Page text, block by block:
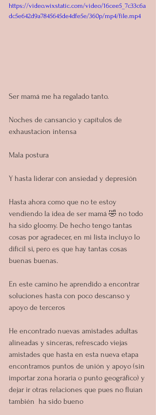
https://video.wixstatic.com/video/16cee5_7c33c6a
dc5e642d9a7845645de4dfe5e/360p/mp4/file.mp4
Ser mamá me ha regalado tanto.
Noches de cansancio y capítulos de
exhaustacion intensa
Mala postura
Y hasta liderar con ansiedad y depresión
Hasta ahora como que no te estoy
vendiendo la idea de ser mamá 🤣 no todo
ha sido gloomy. De hecho tengo tantas
cosas por agradecer, en mi lista incluyo lo
difícil si, pero es que hay tantas cosas
buenas buenas.
En este camino he aprendido a encontrar
soluciones hasta con poco descanso y
apoyo de terceros
He encontrado nuevas amistades adultas
alineadas y sinceras, refrescado viejas
amistades que hasta en esta nueva etapa
encontramos puntos de unión y apoyo (sin
importar zona horaria o punto geográfico) y
dejar ir otras relaciones que pues no fluían
también  ha sido bueno